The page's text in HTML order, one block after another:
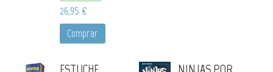
26,95 €
Comprar
ESTUCHE
NINJAS POR